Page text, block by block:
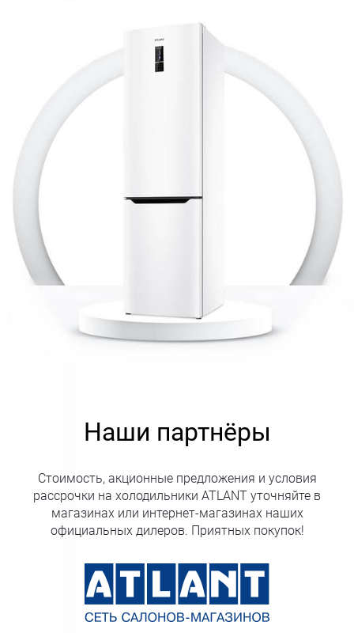
Наши партнёры
Стоимость, акционные предложения и условия
рассрочки на холодильники ATLANT уточняйте в
магазинах или интернет-магазинах наших
официальных дилеров. Приятных покупок!